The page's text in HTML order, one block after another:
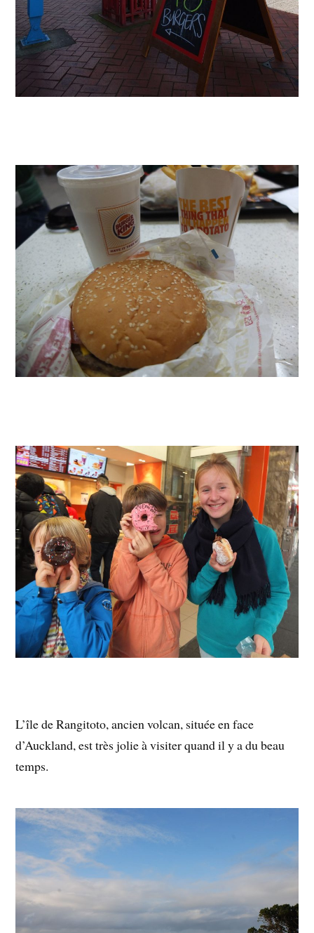
L’île de Rangitoto, ancien volcan, située en face
d’Auckland, est très jolie à visiter quand il y a du beau
temps.